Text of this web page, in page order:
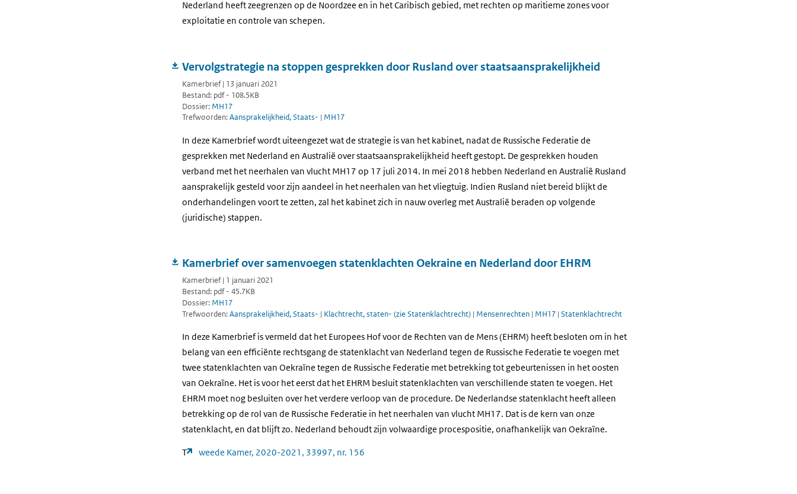
Nederland heeft zeegrenzen op de Noordzee en in het Caribisch gebied, met rechten op maritieme zones voor
exploitatie en controle van schepen.
Vervolgstrategie na stoppen gesprekken door Rusland over staatsaansprakelijkheid
Kamerbrief | 13 januari 2021
Bestand: pdf - 108.5KB
Dossier: MH17
Trefwoorden:Aansprakelijkheid, Staats- | MH17
In deze Kamerbrief wordt uiteengezet wat de strategie is van het kabinet, nadat de Russische Federatie de
gesprekken met Nederland en Australië over staatsaansprakelijkheid heeft gestopt. De gesprekken houden
verband met het neerhalen van vlucht MH17 op 17 juli 2014. In mei 2018 hebben Nederland en Australië Rusland
aansprakelijk gesteld voor zijn aandeel in het neerhalen van het vliegtuig. Indien Rusland niet bereid blijkt de
onderhandelingen voort te zetten, zal het kabinet zich in nauw overleg met Australië beraden op volgende
(juridische) stappen.
Kamerbrief over samenvoegen statenklachten Oekraine en Nederland door EHRM
Kamerbrief | 1 januari 2021
Bestand: pdf - 45.7KB
Dossier: MH17
Trefwoorden:Aansprakelijkheid, Staats- | Klachtrecht, staten- (zie Statenklachtrecht) | Mensenrechten | MH17 | Statenklachtrecht
In deze Kamerbrief is vermeld dat het Europees Hof voor de Rechten van de Mens (EHRM) heeft besloten om in het
belang van een efficiënte rechtsgang de statenklacht van Nederland tegen de Russische Federatie te voegen met
twee statenklachten van Oekraïne tegen de Russische Federatie met betrekking tot gebeurtenissen in het oosten
van Oekraïne. Het is voor het eerst dat het EHRM besluit statenklachten van verschillende staten te voegen. Het
EHRM moet nog besluiten over het verdere verloop van de procedure. De Nederlandse statenklacht heeft alleen
betrekking op de rol van de Russische Federatie in het neerhalen van vlucht MH17. Dat is de kern van onze
statenklacht, en dat blijft zo. Nederland behoudt zijn volwaardige procespositie, onafhankelijk van Oekraïne.
T weede Kamer, 2020-2021, 33997, nr. 156